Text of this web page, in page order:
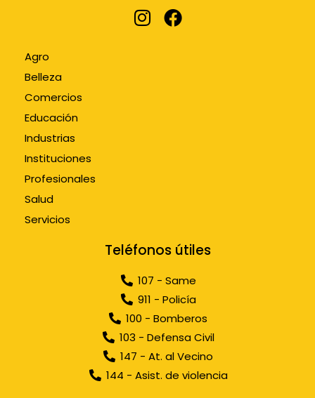
Agro
Belleza
Comercios
Educación
Industrias
Instituciones
Profesionales
Salud
Servicios
Teléfonos útiles
107 - Same
911 - Policía
100 - Bomberos
103 - Defensa Civil
147 - At. al Vecino
144 - Asist. de violencia